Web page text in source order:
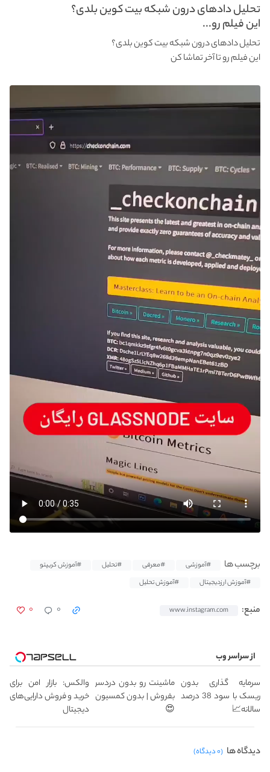
تحلیل دادهای درون شبکه بیت کوین بلدی؟
این فیلم رو...
تحلیل دادهای درون شبکه بیت کوین بلدی؟
این فیلم رو تا آخر تماشا کن
برچسب ها #آموزشی #معرفی #تحلیل
#آموزش کریپتو
#آموزش ارزدیجیتال
#آموزش تحلیل
منبع: www.instagram.com ۰ ۰
از سراسر وب
سرمایه گذاری بدون
ریسک با سود 38 درصد
سالانه📈
ماشینت رو بدون دردسر
بفروش | بدون کمسیون
😍
والکس: بازار امن برای
خرید و فروش دارایی‌های
دیجیتال
دیدگاه ها (۰ دیدگاه)